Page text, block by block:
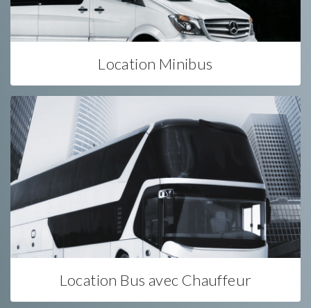
Location Minibus
Location Bus avec Chauffeur